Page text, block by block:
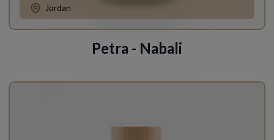
Jordan
Petra - Nabali